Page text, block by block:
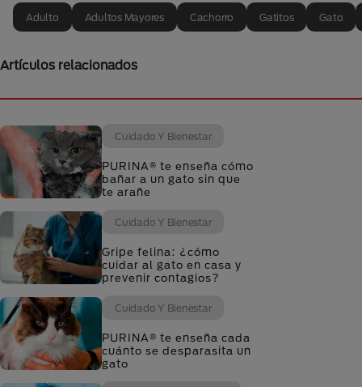
Adulto Adultos Mayores Cachorro Gatitos Gato
Artículos relacionados
Cuidado Y Bienestar
PURINA® te enseña cómo
bañar a un gato sin que
te arañe
Cuidado Y Bienestar
Gripe felina: ¿cómo
cuidar al gato en casa y
prevenir contagios?
Cuidado Y Bienestar
PURINA® te enseña cada
cuánto se desparasita un
gato